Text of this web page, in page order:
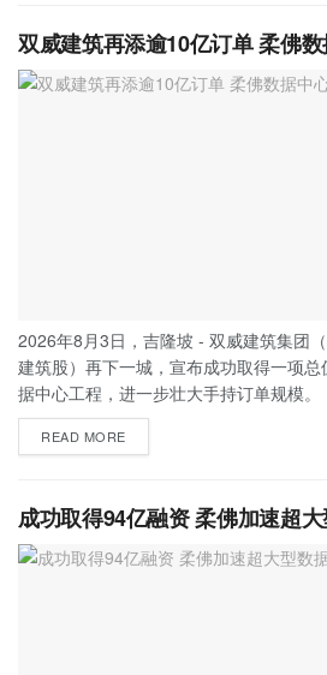
双威建筑再添逾10亿订单 柔佛
2026年8月3日，吉隆坡 - 双威建筑集团
建筑股）再下一城，宣布成功取得一项
据中心工程，进一步壮大手持订单规模。
READ MORE
成功取得94亿融资 柔佛加速超